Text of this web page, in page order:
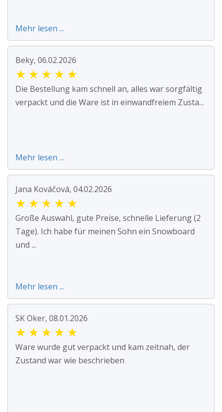
Mehr lesen ...
Beky, 06.02.2026
★ ★ ★ ★ ★
Die Bestellung kam schnell an, alles war sorgfältig
verpackt und die Ware ist in einwandfreiem Zusta...
Mehr lesen ...
Jana Kováčová, 04.02.2026
★ ★ ★ ★ ★
Große Auswahl, gute Preise, schnelle Lieferung (2
Tage). Ich habe für meinen Sohn ein Snowboard
und ...
Mehr lesen ...
SK Oker, 08.01.2026
★ ★ ★ ★ ★
Ware wurde gut verpackt und kam zeitnah, der
Zustand war wie beschrieben